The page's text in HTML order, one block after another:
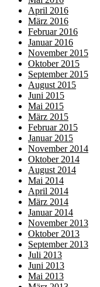
April 2016
März 2016
Februar 2016
Januar 2016
November 2015
Oktober 2015
September 2015
August 2015
Juni 2015
Mai 2015
März 2015
Februar 2015
Januar 2015
November 2014
Oktober 2014
August 2014
Mai 2014
April 2014
März 2014
Januar 2014
November 2013
Oktober 2013
September 2013
Juli 2013
Juni 2013
Mai 2013